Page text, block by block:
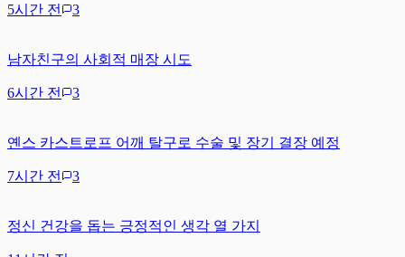
5시간 전 3
남자친구의 사회적 매장 시도
6시간 전 3
옌스 카스트로프 어깨 탈구로 수술 및 장기 결장 예정
7시간 전 3
정신 건강을 돕는 긍정적인 생각 열 가지